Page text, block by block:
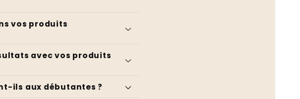
vos produits
avec vos produits
ils aux débutantes ?